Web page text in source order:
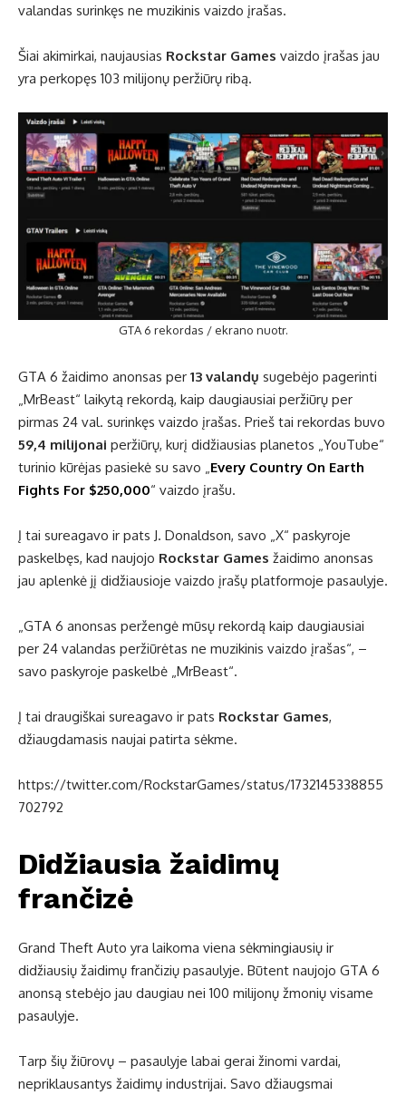
valandas surinkęs ne muzikinis vaizdo įrašas.
Šiai akimirkai, naujausias Rockstar Games vaizdo įrašas jau
yra perkopęs 103 milijonų peržiūrų ribą.
GTA 6 rekordas / ekrano nuotr.
GTA 6 žaidimo anonsas per 13 valandų sugebėjo pagerinti
„MrBeast“ laikytą rekordą, kaip daugiausiai peržiūrų per
pirmas 24 val. surinkęs vaizdo įrašas. Prieš tai rekordas buvo
59,4 milijonai peržiūrų, kurį didžiausias planetos „YouTube“
turinio kūrėjas pasiekė su savo „Every Country On Earth
Fights For $250,000“ vaizdo įrašu.
Į tai sureagavo ir pats J. Donaldson, savo „X“ paskyroje
paskelbęs, kad naujojo Rockstar Games žaidimo anonsas
jau aplenkė jį didžiausioje vaizdo įrašų platformoje pasaulyje.
„GTA 6 anonsas peržengė mūsų rekordą kaip daugiausiai
per 24 valandas peržiūrėtas ne muzikinis vaizdo įrašas“, –
savo paskyroje paskelbė „MrBeast“.
Į tai draugiškai sureagavo ir pats Rockstar Games,
džiaugdamasis naujai patirta sėkme.
https://twitter.com/RockstarGames/status/1732145338855
702792
Didžiausia žaidimų
frančizė
Grand Theft Auto yra laikoma viena sėkmingiausių ir
didžiausių žaidimų frančizių pasaulyje. Būtent naujojo GTA 6
anonsą stebėjo jau daugiau nei 100 milijonų žmonių visame
pasaulyje.
Tarp šių žiūrovų – pasaulyje labai gerai žinomi vardai,
nepriklausantys žaidimų industrijai. Savo džiaugsmai